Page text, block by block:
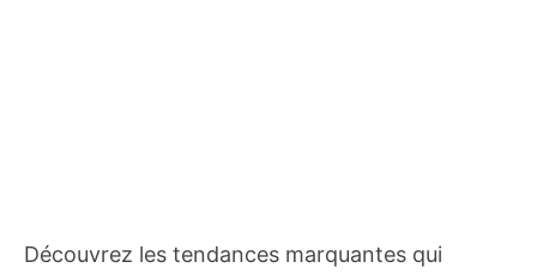
Découvrez les tendances marquantes qui